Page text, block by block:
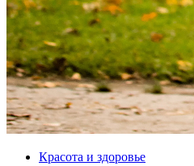
Красота и здоровье